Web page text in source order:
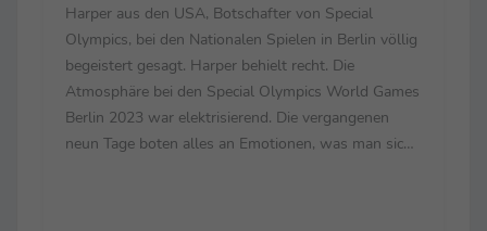
Harper aus den USA, Botschafter von Special
Olympics, bei den Nationalen Spielen in Berlin völlig
begeistert gesagt. Harper behielt recht. Die
Atmosphäre bei den Special Olympics World Games
Berlin 2023 war elektrisierend. Die vergangenen
neun Tage boten alles an Emotionen, was man sich